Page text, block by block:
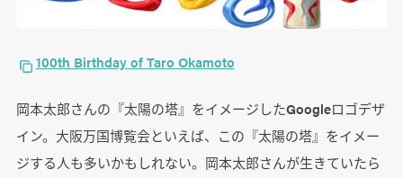
100th Birthday of Taro Okamoto
岡本太郎さんの『太陽の塔』をイメージしたGoogleロゴデザ
イン。大阪万国博覧会といえば、この『太陽の塔』をイメー
ジする人も多いかもしれない。岡本太郎さんが生きていたら